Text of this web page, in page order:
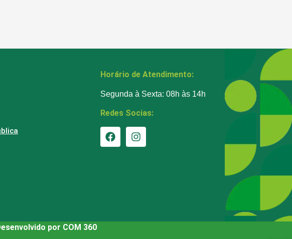
Horário de Atendimento:
Segunda à Sexta: 08h às 14h
Redes Socias:
por COM 360